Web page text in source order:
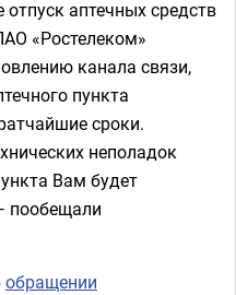
отпуск аптечных средств
«Ростелеком»
канала связи,
пункта
сроки.
неполадок
Вам будет
пообещали
обращении